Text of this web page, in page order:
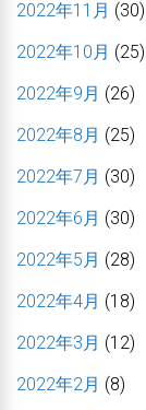
2022年11月 (30)
2022年10月 (25)
2022年9月 (26)
2022年8月 (25)
2022年7月 (30)
2022年6月 (30)
2022年5月 (28)
2022年4月 (18)
2022年3月 (12)
2022年2月 (8)